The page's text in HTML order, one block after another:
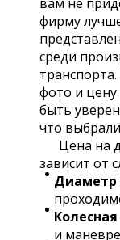
фирму
среди
фото и цену
быть
что
Цена на
зависит от
Диаметр
и